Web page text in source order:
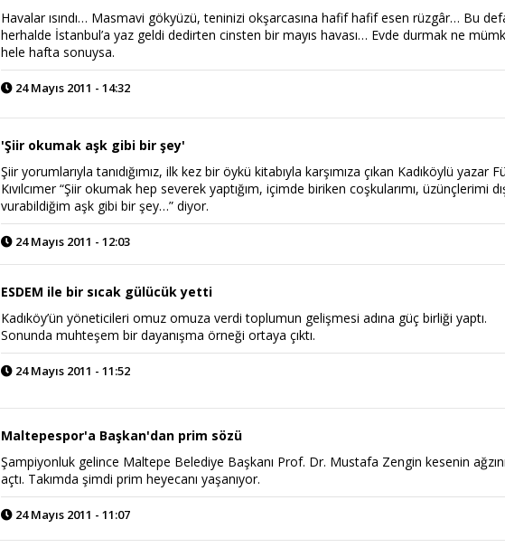
Havalar ısındı… Masmavi gökyüzü, teninizi okşarcasına hafif hafif esen rüzgâr… Bu
herhalde İstanbul’a yaz geldi dedirten cinsten bir mayıs havası… Evde durmak ne
hele hafta sonuysa.
24 Mayıs 2011 - 14:32
'Şiir okumak aşk gibi bir şey'
Şiir yorumlarıyla tanıdığımız, ilk kez bir öykü kitabıyla karşımıza çıkan Kadıköylü yazar
Kıvılcımer “Şiir okumak hep severek yaptığım, içimde biriken coşkularımı, üzünçlerimi
vurabildiğim aşk gibi bir şey…” diyor.
24 Mayıs 2011 - 12:03
ESDEM ile bir sıcak gülücük yetti
Kadıköy’ün yöneticileri omuz omuza verdi toplumun gelişmesi adına güç birliği yaptı.
Sonunda muhteşem bir dayanışma örneği ortaya çıktı.
24 Mayıs 2011 - 11:52
Maltepespor'a Başkan'dan prim sözü
Şampiyonluk gelince Maltepe Belediye Başkanı Prof. Dr. Mustafa Zengin kesenin ağzını
açtı. Takımda şimdi prim heyecanı yaşanıyor.
24 Mayıs 2011 - 11:07
Haftanın Pusulası